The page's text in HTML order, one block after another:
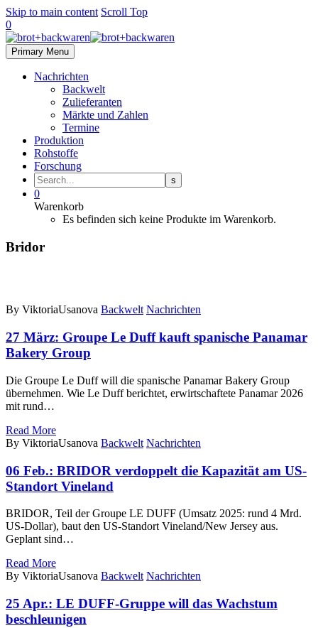
Skip to main content Scroll Top
0
Primary Menu
Nachrichten
Backwelt
Zulieferanten
Märkte und Zahlen
Termine
Produktion
Rohstoffe
Forschung
0
Warenkorb
Es befinden sich keine Produkte im Warenkorb.
Bridor
By ViktoriaUsanova Backwelt Nachrichten
27 März: Groupe Le Duff kauft spanische Panamar
Bakery Group
Die Groupe Le Duff will die spanische Panamar Bakery Group
übernehmen. Wie Le Duff berichtet, erwirtschaftete Panamar 2026
mit rund…
Read More
By ViktoriaUsanova Backwelt Nachrichten
06 Feb.: BRIDOR verdoppelt die Kapazität am US-
Standort Vineland
BRIDOR, Teil der Groupe LE DUFF (Umsatz 2025: rund 4 Mrd.
US-Dollar), baut den US-Standort Vineland/New Jersey aus.
Geplant sind…
Read More
By ViktoriaUsanova Backwelt Nachrichten
25 Apr.: LE DUFF-Gruppe will das Wachstum
beschleunigen